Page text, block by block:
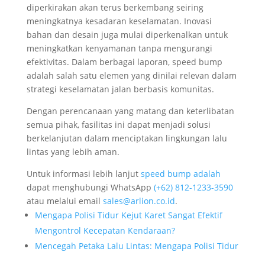
diperkirakan akan terus berkembang seiring
meningkatnya kesadaran keselamatan. Inovasi
bahan dan desain juga mulai diperkenalkan untuk
meningkatkan kenyamanan tanpa mengurangi
efektivitas. Dalam berbagai laporan, speed bump
adalah salah satu elemen yang dinilai relevan dalam
strategi keselamatan jalan berbasis komunitas.
Dengan perencanaan yang matang dan keterlibatan
semua pihak, fasilitas ini dapat menjadi solusi
berkelanjutan dalam menciptakan lingkungan lalu
lintas yang lebih aman.
Untuk informasi lebih lanjut speed bump adalah
dapat menghubungi WhatsApp ‪‪‪‪(+62) 812-1233-3590‬‬‬‬
atau melalui email sales@arlion.co.id.
Mengapa Polisi Tidur Kejut Karet Sangat Efektif
Mengontrol Kecepatan Kendaraan?
Mencegah Petaka Lalu Lintas: Mengapa Polisi Tidur